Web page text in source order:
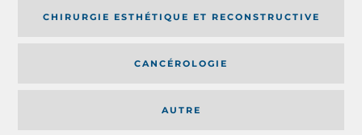
AUTRE
CHIRURGIE ESTHÉTIQUE ET RECONSTRUCTIVE
CANCÉROLOGIE